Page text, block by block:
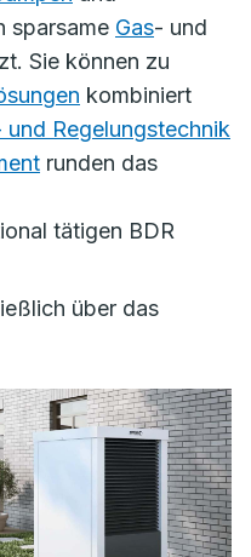
sparsame Gas- und
Sie können zu
kombiniert
und Regelungstechnik
runden das
tätigen BDR
über das